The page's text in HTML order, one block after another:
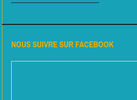
NOUS SUIVRE SUR FACEBOOK